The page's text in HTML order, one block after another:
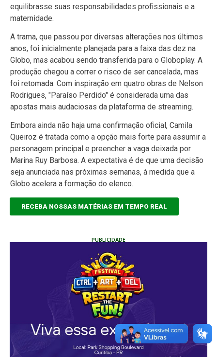
equilibrasse suas responsabilidades profissionais e a
maternidade.
A trama, que passou por diversas alterações nos últimos
anos, foi inicialmente planejada para a faixa das dez na
Globo, mas acabou sendo transferida para o Globoplay. A
produção chegou a correr o risco de ser cancelada, mas
foi retomada. Com inspiração em quatro obras de Nelson
Rodrigues, "Paraíso Perdido" é considerada uma das
apostas mais audaciosas da plataforma de streaming.
Embora ainda não haja uma confirmação oficial, Camila
Queiroz é tratada como a opção mais forte para assumir a
personagem principal e preencher a vaga deixada por
Marina Ruy Barbosa. A expectativa é de que uma decisão
seja anunciada nas próximas semanas, à medida que a
Globo acelera a formação do elenco.
RECEBA NOSSAS MATÉRIAS EM TEMPO REAL
PUBLICIDADE